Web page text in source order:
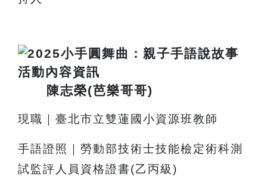
陳志榮(芭樂哥哥)
現職｜臺北市立雙蓮國小資源班教師
手語證照｜ 勞動部技術士技能檢定術科測
試監評人員 資格證書(乙丙級)